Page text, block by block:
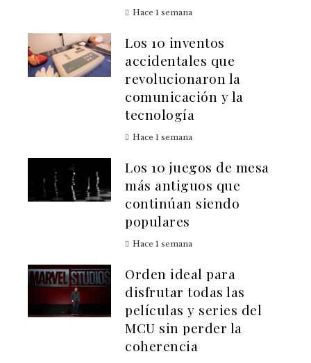
Hace 1 semana
Los 10 inventos
accidentales que
revolucionaron la
comunicación y la
tecnología
Hace 1 semana
Los 10 juegos de mesa
más antiguos que
continúan siendo
populares
Hace 1 semana
Orden ideal para
disfrutar todas las
películas y series del
MCU sin perder la
coherencia